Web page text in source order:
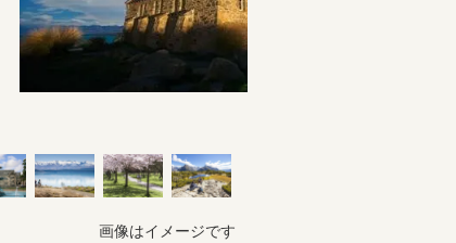
画像はイメージです